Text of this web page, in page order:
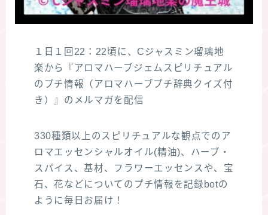
１日１回22：22頃に、Cジャスミン瑠璃地
楽から『アロマハーブジェムスピリチュアル
のプチ情報（アロマハーブプチ辞典クイズ付
き）』のメルマガを配信
330種類以上のスピリチュアルな観点でのア
ロマエッセンシャルオイル(精油)、ハーブ・
スパイス、基材、フラワーエッセンスや、宝
石、花などについてのプチ情報を記録botの
ように毎日お届け！